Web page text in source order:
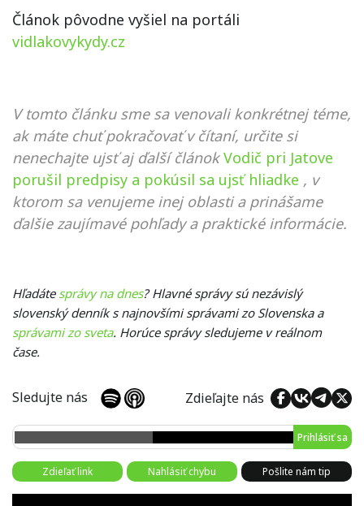
Článok pôvodne vyšiel na portáli
vidlakovykydy.cz
V tomto článku sme sa venovali konkrétnej téme,
ak máte chuť pokračovať v čítaní, určite si
nenechajte ujsť aj ďalší článok Vodič pri Jatove
porušil predpisy a pokúsil sa ujsť hliadke , v
ktorom sa venujeme inej oblasti a prinášame
ďalšie zaujímavé pohľady a praktické informácie.
Hľadáte správy na dnes? Hlavné správy sú nezávislý
slovenský denník s najnovšími správami zo Slovenska a
správami zo sveta. Horúce správy sledujeme v reálnom
čase.
Sledujte nás Zdieľajte nás
Prihlásiť sa
Zdieľať link Nahlásiť chybu Pošlite nám tip